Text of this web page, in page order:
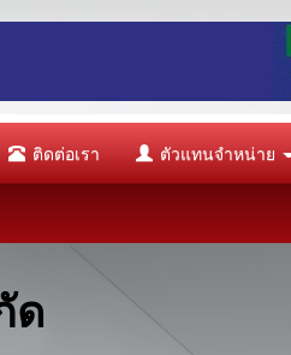
ติดต่อเรา ตัวแทนจำหน่าย
ด